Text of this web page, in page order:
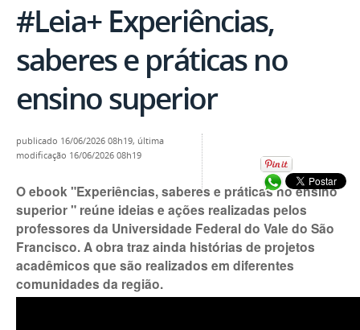
#Leia+ Experiências,
saberes e práticas no
ensino superior
Compartilhar no
publicado 16/06/2026 08h19, última
modificação 16/06/2026 08h19
O ebook "Experiências, saberes e práticas no ensino
superior " reúne ideias e ações realizadas pelos
professores da Universidade Federal do Vale do São
Francisco. A obra traz ainda histórias de projetos
acadêmicos que são realizados em diferentes
comunidades da região.